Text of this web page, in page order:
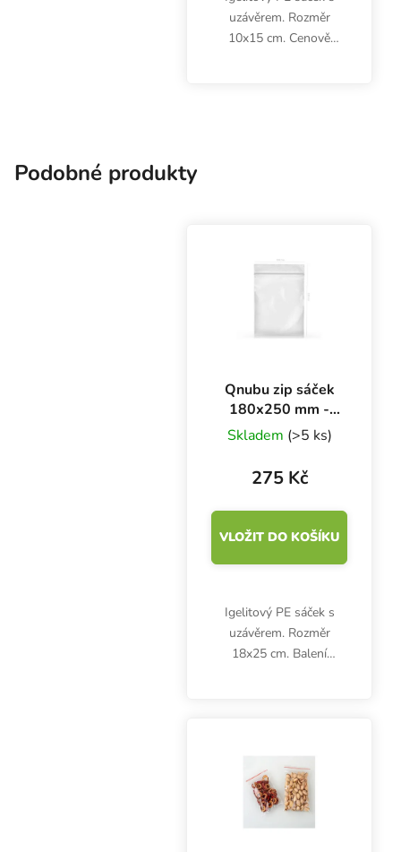
uzávěrem. Rozměr
10x15 cm. Cenově
Podobné produkty
Qnubu zip sáček
180x250 mm -
100 ks
Skladem (>5 ks)
275 Kč
VLOŽIT DO KOŠÍKU
Igelitový PE sáček s
uzávěrem. Rozměr
18x25 cm. Balení